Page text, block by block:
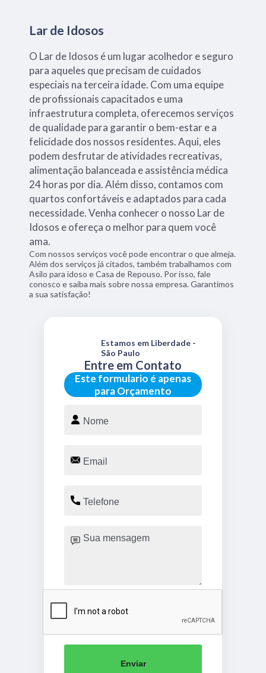
Lar de Idosos
O Lar de Idosos é um lugar acolhedor e seguro
para aqueles que precisam de cuidados
especiais na terceira idade. Com uma equipe
de profissionais capacitados e uma
infraestrutura completa, oferecemos serviços
de qualidade para garantir o bem-estar e a
felicidade dos nossos residentes. Aqui, eles
podem desfrutar de atividades recreativas,
alimentação balanceada e assistência médica
24 horas por dia. Além disso, contamos com
quartos confortáveis e adaptados para cada
necessidade. Venha conhecer o nosso Lar de
Idosos e ofereça o melhor para quem você
ama.
Com nossos serviços você pode encontrar o que almeja.
Além dos serviços já citados, também trabalhamos com
Asilo para idoso e Casa de Repouso. Por isso, fale
conosco e saiba mais sobre nossa empresa. Garantimos
a sua satisfação!
Este formulario é apenas
para Orçamento
Entre em Contato
Estamos em Liberdade -
São Paulo
Enviar